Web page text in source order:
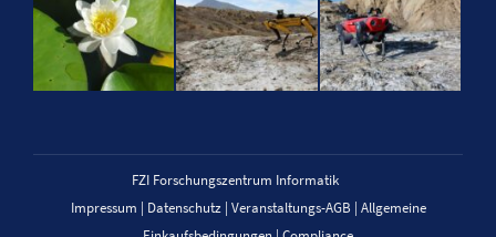
FZI Forschungszentrum Informatik
Impressum | Datenschutz| Veranstaltungs-AGB | Allgemeine